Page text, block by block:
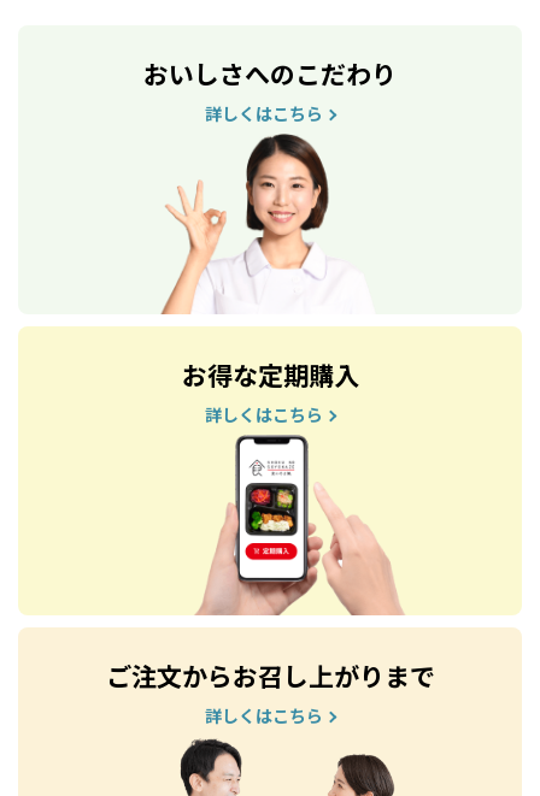
おいしさへのこだわり
詳しくはこちら
お得な定期購入
詳しくはこちら
ご注文からお召し上がりまで
詳しくはこちら